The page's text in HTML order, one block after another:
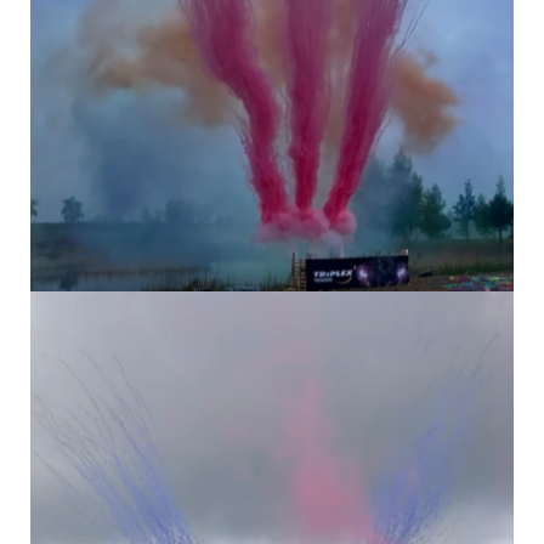
DÝMOVNICE -... DÝMOVNICE -...
VIDEO